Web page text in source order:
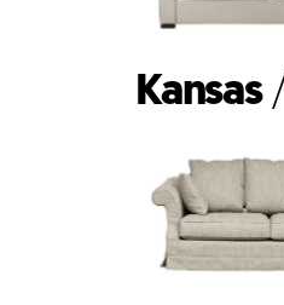
Kansas/